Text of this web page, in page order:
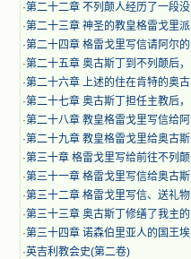
·第二十二章 不列颠人经历了一段没
·第二十三章 神圣的教皇格雷戈里派
·第二十四章 格雷戈里写信请阿尔的
·第二十五章 奥古斯丁到不列颠后，
·第二十六章 上述的住在肯特的奥古
·第二十七章 奥古斯丁担任主教后，
·第二十八章 教皇格雷戈里写信给阿
·第二十九章 教皇格雷戈里给奥古斯
·第三十章 格雷戈里写给前往不列颠
·第三十一章 格雷戈里写信给奥古斯
·第三十二章 格雷戈里写信、送礼物
·第三十三章 奥古斯丁修缮了我主的
·第三十四章 诺森伯里亚人的国王埃
·英吉利教会史(第二卷)